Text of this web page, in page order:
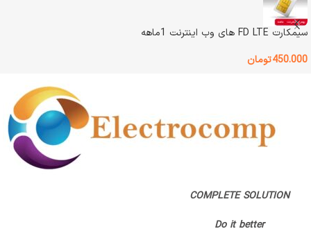
رنگ مشکی
اتمام مهلت گارانتی (قبلا گارانتی داشته)
پانا
نوع طراحی
سیمکارت FD LTE های وب اینترنت 1ماهه
450.000تومان
COMPLETE SOLUTION
Do it better